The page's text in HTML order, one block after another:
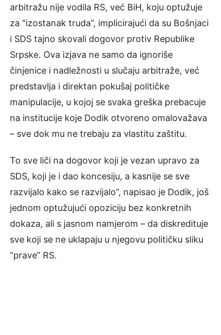
arbitražu nije vodila RS, već BiH, koju optužuje
za “izostanak truda”, implicirajući da su Bošnjaci
i SDS tajno skovali dogovor protiv Republike
Srpske. Ova izjava ne samo da ignoriše
činjenice i nadležnosti u slučaju arbitraže, već
predstavlja i direktan pokušaj političke
manipulacije, u kojoj se svaka greška prebacuje
na institucije koje Dodik otvoreno omalovažava
– sve dok mu ne trebaju za vlastitu zaštitu.
To sve liči na dogovor koji je vezan upravo za
SDS, koji je i dao koncesiju, a kasnije se sve
razvijalo kako se razvijalo”, napisao je Dodik, još
jednom optužujući opoziciju bez konkretnih
dokaza, ali s jasnom namjerom – da diskredituje
sve koji se ne uklapaju u njegovu političku sliku
“prave” RS.